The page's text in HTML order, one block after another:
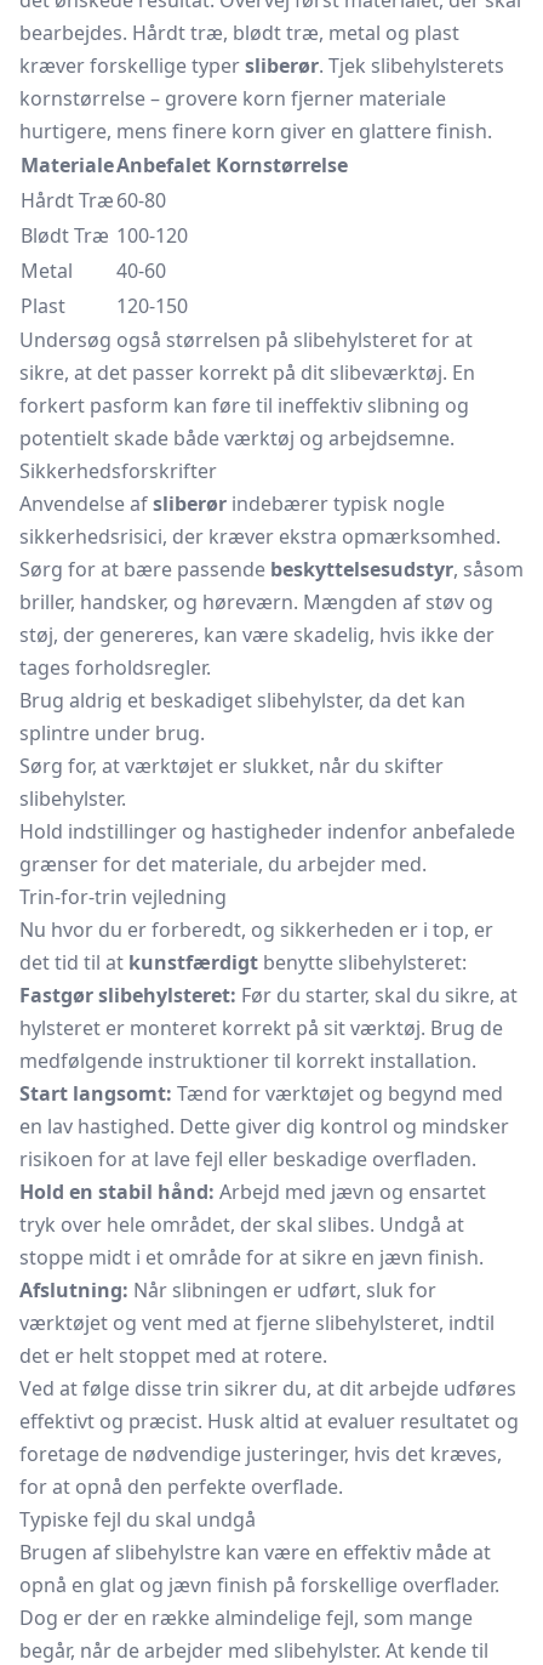
bearbejdes. Hårdt træ, blødt træ, metal og plast
kræver forskellige typersliberør. Tjek slibehylsterets
kornstørrelse – grovere korn fjerner materiale
hurtigere, mens finere korn giver en glattere finish.
MaterialeAnbefalet Kornstørrelse
Hårdt Træ60-80
Blødt Træ 100-120
Metal
40-60
Plast
120-150
Undersøg også størrelsen på slibehylsteret for at
sikre, at det passer korrekt på dit slibeværktøj. En
forkert pasform kan føre til ineffektiv slibning og
potentielt skade både værktøj og arbejdsemne.
Sikkerhedsforskrifter
Anvendelse afsliberør indebærer typisk nogle
sikkerhedsrisici, der kræver ekstra opmærksomhed.
Sørg for at bære passende beskyttelsesudstyr, såsom
briller, handsker, og høreværn. Mængden af støv og
støj, der genereres, kan være skadelig, hvis ikke der
tages forholdsregler.
Brug aldrig et beskadiget slibehylster, da det kan
splintre under brug.
Sørg for, at værktøjet er slukket, når du skifter
slibehylster.
Hold indstillinger og hastigheder indenfor anbefalede
grænser for det materiale, du arbejder med.
Trin-for-trin vejledning
Nu hvor du er forberedt, og sikkerheden er i top, er
det tid til at kunstfærdigt benytte slibehylsteret:
Fastgør slibehylsteret: Før du starter, skal du sikre, at
hylsteret er monteret korrekt på sit værktøj. Brug de
medfølgende instruktioner til korrekt installation.
Start langsomt: Tænd for værktøjet og begynd med
en lav hastighed. Dette giver dig kontrol og mindsker
risikoen for at lave fejl eller beskadige overfladen.
Hold en stabil hånd: Arbejd med jævn og ensartet
tryk over hele området, der skal slibes. Undgå at
stoppe midt i et område for at sikre en jævn finish.
Afslutning: Når slibningen er udført, sluk for
værktøjet og vent med at fjerne slibehylsteret, indtil
det er helt stoppet med at rotere.
Ved at følge disse trin sikrer du, at dit arbejde udføres
effektivt og præcist. Husk altid at evaluer resultatet og
foretage de nødvendige justeringer, hvis det kræves,
for at opnå den perfekte overflade.
Typiske fejl du skal undgå
Brugen af slibehylstre kan være en effektiv måde at
opnå en glat og jævn finish på forskellige overflader.
Dog er der en række almindelige fejl, som mange
begår, når de arbejder med slibehylster. At kende til